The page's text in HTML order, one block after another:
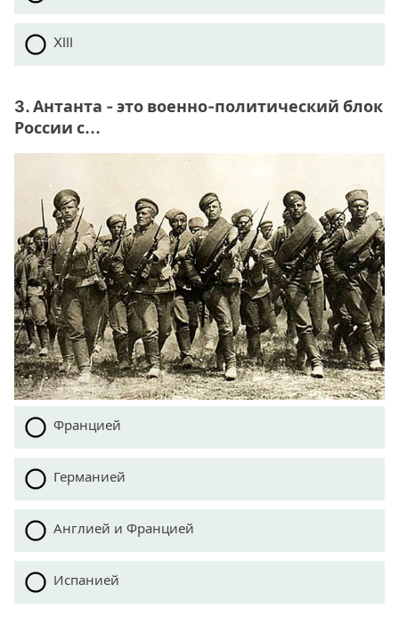
XIII
3. Антанта - это военно-политический блок
России с...
Францией
Германией
Англией и Францией
Испанией